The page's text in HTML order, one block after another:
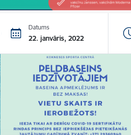
Datums
22. janvāris, 2022